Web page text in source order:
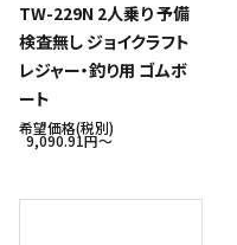
TW-229N 2人乗り 予備
検査無し ジョイクラフト
レジャー・釣り用 ゴムボ
ート
希望価格(税別)
9,090.91円〜